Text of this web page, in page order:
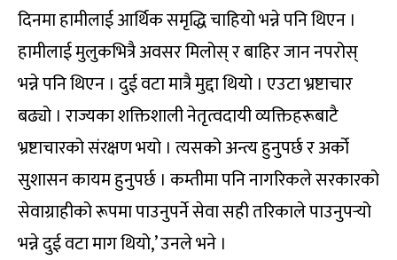
दिनमा हामीलाई आर्थिक समृद्धि चाहियो भन्ने पनि थिएन ।
हामीलाई मुलुकभित्रै अवसर मिलोस् र बाहिर जान नपरोस्
भन्ने पनि थिएन । दुई वटा मात्रै मुद्दा थियो । एउटा भ्रष्टाचार
बढ्यो । राज्यका शक्तिशाली नेतृत्वदायी व्यक्तिहरूबाटै
भ्रष्टाचारको संरक्षण भयो । त्यसको अन्त्य हुनुपर्छ र अर्को
सुशासन कायम हुनुपर्छ । कम्तीमा पनि नागरिकले सरकारको
सेवाग्राहीको रूपमा पाउनुपर्ने सेवा सही तरिकाले पाउनुपर्‍यो
भन्ने दुई वटा माग थियो,’ उनले भने ।